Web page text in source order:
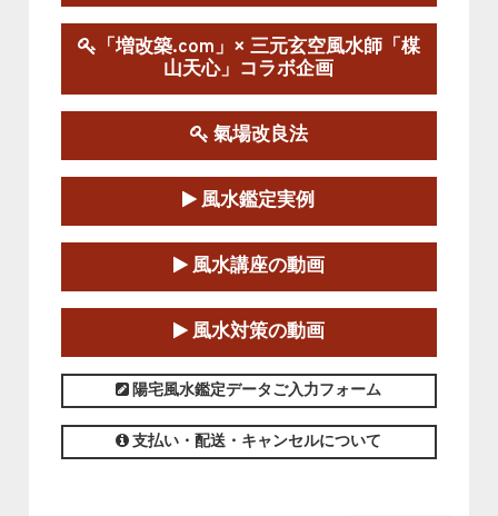
陰宅三元玄空風水講座
2025-06-07～2025-06-08
この講座の募集は終了しました。
第１８期立命塾『実践的易学講座』
2025-06-21～2025-08-24
この講座の募集は終了しました。
第１８期立命塾「実践的四柱立命学（四
柱推命学）講座」
2025-01-11～2025-05-11
この講座の募集は終了しました。
「増改築.com」× 三元玄空風水師「楳
山天心」コラボ企画
氣場改良法
風水鑑定実例
風水講座の動画
風水対策の動画
陽宅風水鑑定データご入力フォーム
支払い・配送・キャンセルについて